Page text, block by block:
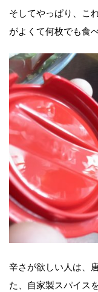
そしてやっぱり、こ
がよくて何枚でも食
辛さが欲しい人は、
た、自家製スパイス